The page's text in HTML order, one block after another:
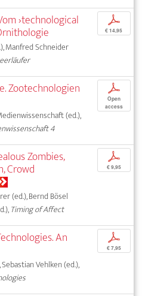
›technological
Manfred Schneider
p
€ 14,95
Zootechnologien
(ed.),
4
p
Open
access
Zombies,
Crowd
(ed.), Bernd Bösel
Timing of Affect
p
€ 9,95
An
Vehlken (ed.),
p
€ 7,95